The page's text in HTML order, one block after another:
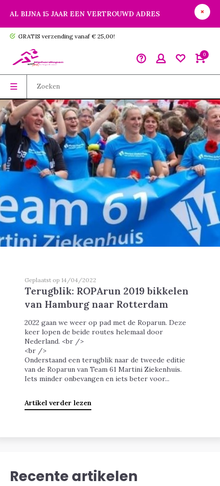
AL BIJNA 15 JAAR EEN VERTROUWD ADRES
GRATIS verzending vanaf € 25,00!
0
Geplaatst op 14/04/2022
Terugblik: ROPArun 2019 bikkelen
van Hamburg naar Rotterdam
2022 gaan we weer op pad met de Roparun. Deze
keer lopen de beide routes helemaal door
Nederland. <br />
<br />
Onderstaand een terugblik naar de tweede editie
van de Roparun van Team 61 Martini Ziekenhuis.
Iets minder onbevangen en iets beter voor...
Artikel verder lezen
Recente artikelen